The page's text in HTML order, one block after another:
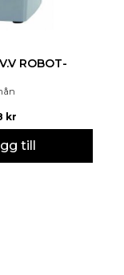
ROBOT-
kr
till